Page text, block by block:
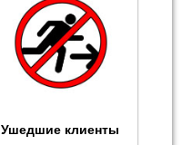
Ушедшие клиенты